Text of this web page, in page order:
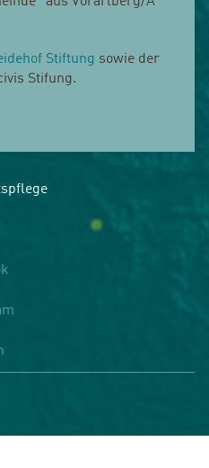
Stiftung sowie der
Stifung.